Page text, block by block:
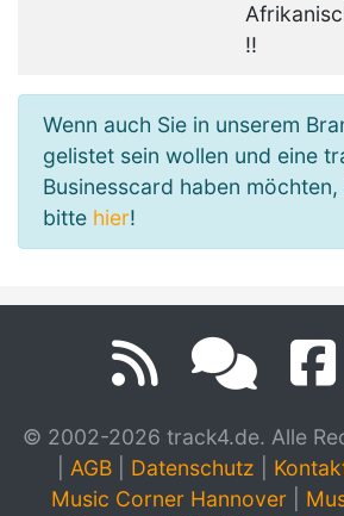
!!
Wenn auch Sie in unserem
gelistet sein wollen und eine
Businesscard haben
bitte hier!
© 2002-2026 track4.de. Alle
AGB Datenschutz
Music Corner Hannover